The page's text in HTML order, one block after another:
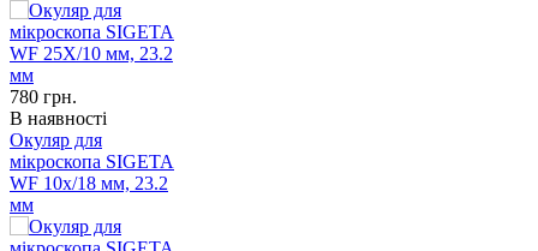
780 грн.
В наявності
Окуляр для
мікроскопа SIGETA
WF 10x/18 мм, 23.2
мм